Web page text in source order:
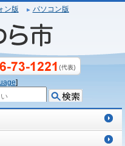
ン版 パソコン版
]